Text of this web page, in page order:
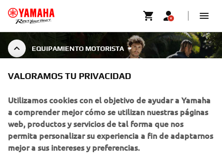
EQUIPAMIENTO MOTORISTA
Las ofertas y descuentos mostrados en la tienda online de
Yamaha, se aplican únicamente al comprar en esta página
web
VALORAMOS TU PRIVACIDAD
Utilizamos cookies con el objetivo de ayudar a Yamaha
a comprender mejor cómo se utilizan nuestras páginas
web, productos y servicios de tal forma que nos
permita personalizar su experiencia a fin de adaptarnos
mejor a sus intereses y preferencias.